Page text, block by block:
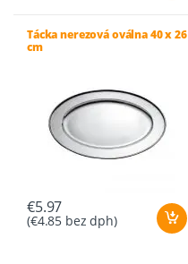
Tácka nerezová oválna 40 x 26
cm
€5.97
(€4.85 bez dph)